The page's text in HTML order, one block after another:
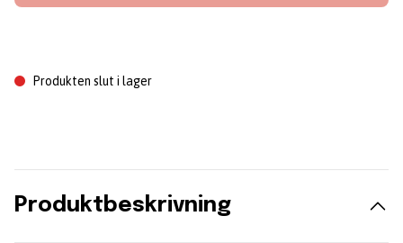
Produkten slut i lager
Produktbeskrivning